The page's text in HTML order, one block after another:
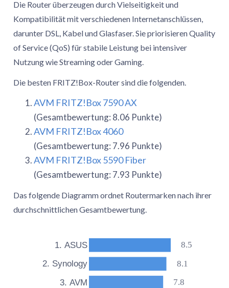
Die Router überzeugen durch Vielseitigkeit und
Kompatibilität mit verschiedenen Internetanschlüssen,
darunter DSL, Kabel und Glasfaser. Sie priorisieren Quality
of Service (QoS) für stabile Leistung bei intensiver
Nutzung wie Streaming oder Gaming.
Die besten FRITZ!Box-Router sind die folgenden.
AVM FRITZ!Box 7590 AX
(Gesamtbewertung: 8.06 Punkte)
AVM FRITZ!Box 4060
(Gesamtbewertung: 7.96 Punkte)
AVM FRITZ!Box 5590 Fiber
(Gesamtbewertung: 7.93 Punkte)
Das folgende Diagramm ordnet Routermarken nach ihrer
durchschnittlichen Gesamtbewertung.
1. ASUS
2. Synology
3. AVM
8.5
8.1
7.8